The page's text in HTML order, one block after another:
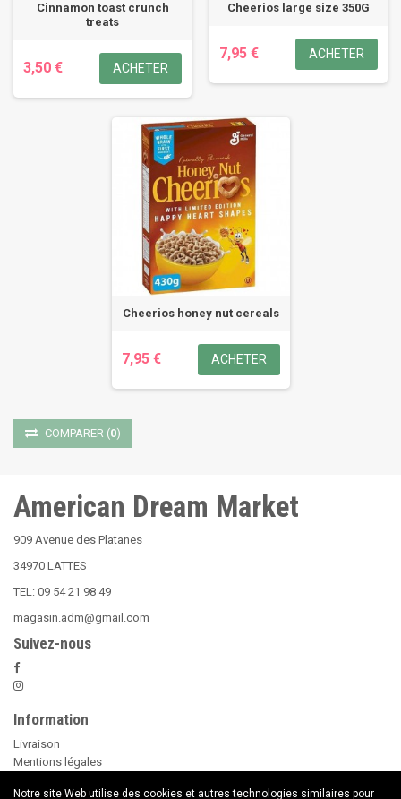
Notre site Web utilise des cookies et autres technologies similaires pour
Cinnamon toast crunch
treats
3,50 € ACHETER
Cheerios large size 350G
7,95 € ACHETER
Cheerios honey nut cereals
7,95 € ACHETER
COMPARER (0)
American Dream Market
909 Avenue des Platanes
34970 LATTES
TEL: 09 54 21 98 49
magasin.adm@gmail.com
Suivez-nous
Information
Livraison
Mentions légales